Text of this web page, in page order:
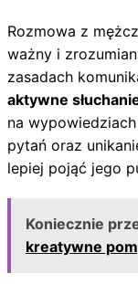
Rozmowa z
ważny i
zasadach
aktywne
na
pytań oraz
lepiej pojąć jego
Koniecznie
kreatywne